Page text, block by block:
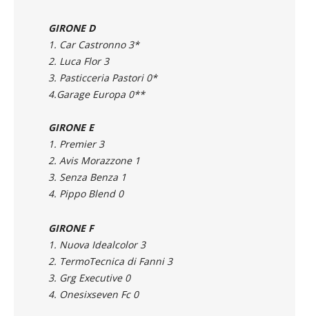
GIRONE D
1. Car Castronno 3*
2. Luca Flor 3
3. Pasticceria Pastori 0*
4.Garage Europa 0**
GIRONE E
1. Premier 3
2. Avis Morazzone 1
3. Senza Benza 1
4. Pippo Blend 0
GIRONE F
1. Nuova Idealcolor 3
2. TermoTecnica di Fanni 3
3. Grg Executive 0
4. Onesixseven Fc 0